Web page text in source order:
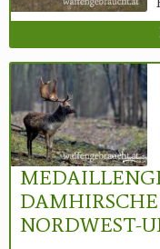
NORDWEST-